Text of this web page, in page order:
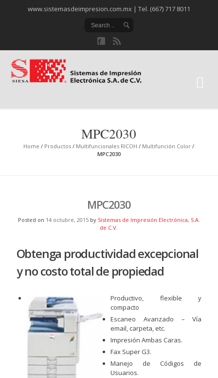
www.sistemasdeimpresion.com.mx | Tel. (667) 717 8011
MPC2030
Home / Productos / Multifuncionales RICOH / Multifunción Color /
MPC2030
MPC2030
Posted on 14 octubre, 2015 by Sistemas de Impresión Electrónica, S.A.
de C.V.
Obtenga productividad excepcional
y no costo total de propiedad
Productivo, flexible y
compacto
Escaneo Avanzado – Vía
email, carpeta, etc.
Impresión Ambas Caras.
Fax Super G3.
Manejo de Códigos de
Usuarios.